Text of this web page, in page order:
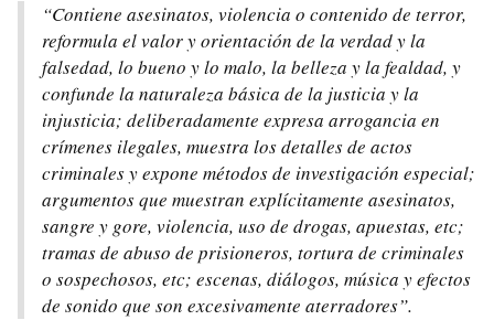
“Contiene asesinatos, violencia o contenido de terror,
reformula el valor y orientación de la verdad y la
falsedad, lo bueno y lo malo, la belleza y la fealdad, y
confunde la naturaleza básica de la justicia y la
injusticia; deliberadamente expresa arrogancia en
crímenes ilegales, muestra los detalles de actos
criminales y expone métodos de investigación especial;
argumentos que muestran explícitamente asesinatos,
sangre y gore, violencia, uso de drogas, apuestas, etc;
tramas de abuso de prisioneros, tortura de criminales
o sospechosos, etc; escenas, diálogos, música y efectos
de sonido que son excesivamente aterradores”.